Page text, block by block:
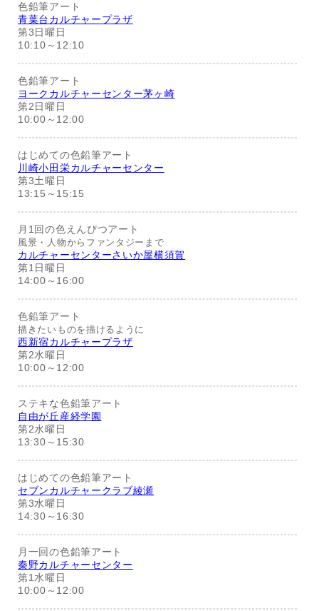
色鉛筆アート
青葉台カルチャープラザ
第3日曜日
10:10～12:10
色鉛筆アート
ヨークカルチャーセンター茅ヶ崎
第2日曜日
10:00～12:00
はじめての色鉛筆アート
川崎小田栄カルチャーセンター
第3土曜日
13:15～15:15
月1回の色えんぴつアート
風景・人物からファンタジーまで
カルチャーセンターさいか屋横須賀
第1日曜日
14:00～16:00
色鉛筆アート
描きたいものを描けるように
西新宿カルチャープラザ
第2水曜日
10:00～12:00
ステキな色鉛筆アート
自由が丘産経学園
第2水曜日
13:30～15:30
はじめての色鉛筆アート
セブンカルチャークラブ綾瀬
第3水曜日
14:30～16:30
月一回の色鉛筆アート
秦野カルチャーセンター
第1水曜日
10:00～12:00